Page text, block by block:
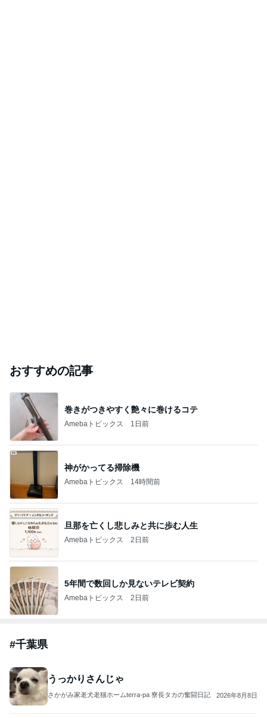
おすすめの記事
巻きがつきやすく艶々に巻けるコテ
Amebaトピックス 1日前
神がかってる掃除機
Amebaトピックス 14時間前
旦那を亡くし悲しみと共に歩む人生
Amebaトピックス 2日前
5年間で数回しか見ないテレビ契約
Amebaトピックス 2日前
#千葉県
うっかりさんじゃ
さかがみ家老犬老猫ホームterra-pa 寮長タカの奮闘日記 2026年8月8日